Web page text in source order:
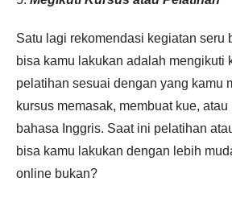
Satu lagi rekomendasi kegiatan seru
bisa kamu lakukan adalah mengikuti
pelatihan sesuai dengan yang kamu
kursus memasak, membuat kue,
bahasa Inggris. Saat ini pelatihan
bisa kamu lakukan dengan lebih
online bukan?